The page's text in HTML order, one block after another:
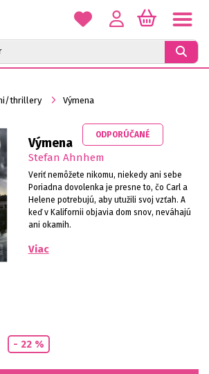
thrillery Výmena
Výmena
ODPORÚČANÉ
Stefan Ahnhem
Veriť nemôžete nikomu, niekedy ani sebe
Poriadna dovolenka je presne to, čo Carl a
Helene potrebujú, aby utužili svoj vzťah. A
keď v Kalifornii objavia dom snov, neváhajú
ani okamih.
Viac
- 22 %